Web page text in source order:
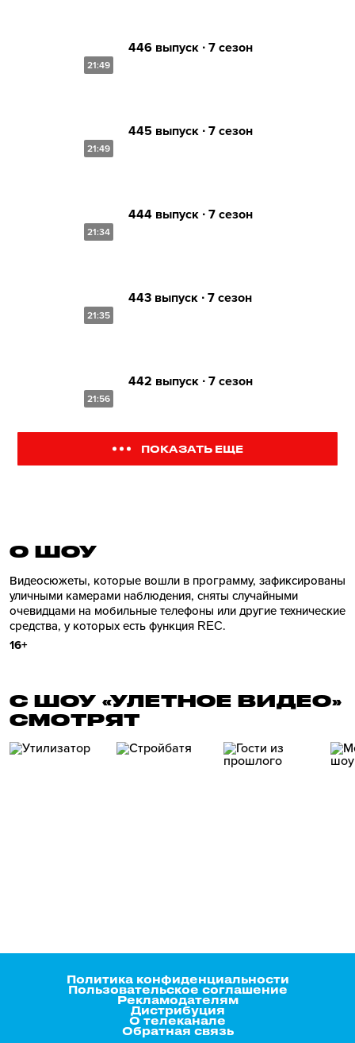
21:49
446 выпуск ∙ 7 сезон
21:49
445 выпуск ∙ 7 сезон
21:34
444 выпуск ∙ 7 сезон
21:35
443 выпуск ∙ 7 сезон
21:56
442 выпуск ∙ 7 сезон
ПОКАЗАТЬ ЕЩЕ
О ШОУ
Видеосюжеты, которые вошли в программу, зафиксированы
уличными камерами наблюдения, сняты случайными
очевидцами на мобильные телефоны или другие технические
средства, у которых есть функция REC.
16+
С ШОУ «УЛЕТНОЕ ВИДЕО»
СМОТРЯТ
Политика конфиденциальности
Пользовательское соглашение
Рекламодателям
Дистрибуция
О телеканале
Обратная связь